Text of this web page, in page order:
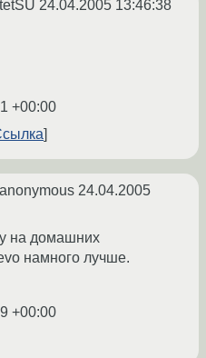
24.04.2005 13:46:38
+00:00
24.04.2005
на домашних
намного лучше.
+00:00